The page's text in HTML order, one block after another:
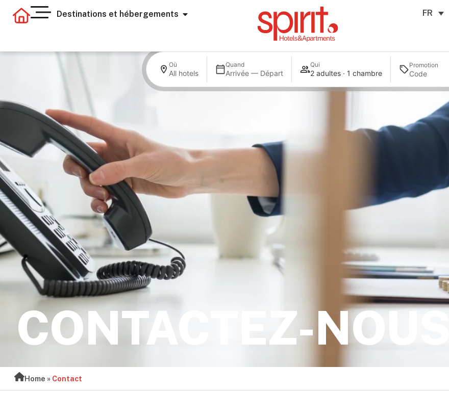
Destinations et hébergements FR
Où
All hotels
Quand
Arrivée — Départ
Qui
2 adultes · 1 chambre
Promotion
CONTACTEZ-NOUS
Home » Contact